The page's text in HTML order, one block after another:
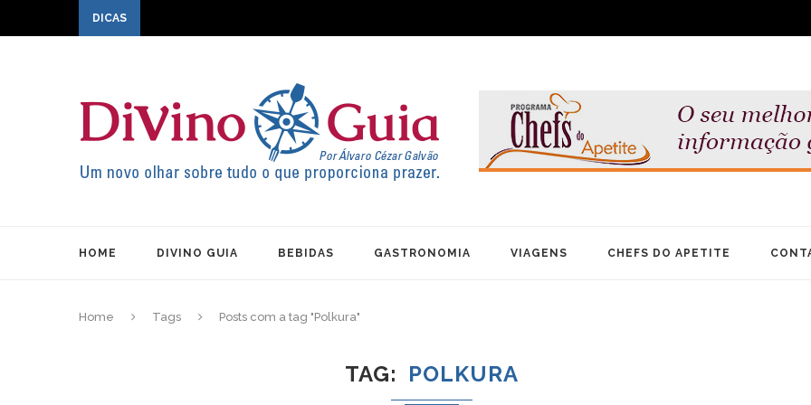
DICAS
HOME DIVINO GUIA BEBIDAS GASTRONOMIA VIAGENS CHEFS DO APETITE
Home Tags Posts com a tag "Polkura"
TAG POLKURA